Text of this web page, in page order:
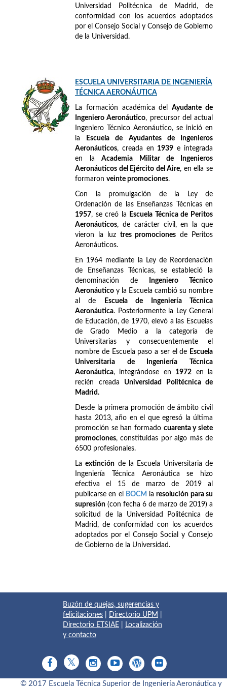
Universidad Politécnica de Madrid, de
conformidad con los acuerdos adoptados
por el Consejo Social y Consejo de Gobierno
de la Universidad.
ESCUELA UNIVERSITARIA DE INGENIERÍA
TÉCNICA AERONÁUTICA
La formación académica delAyudante de
Ingeniero Aeronáutico, precursor del actual
Ingeniero Técnico Aeronáutico, se inició en
la
Escuela de Ayudantes de Ingenieros
Aeronáuticos, creada en 1939 e integrada
en laAcademia Militar de Ingenieros
Aeronáuticos del Ejército del Aire, en ella se
formaron veinte promociones.
Con la promulgación de la Ley de
Ordenación de las Enseñanzas Técnicas en
1957, se creó la
Escuela Técnica de Peritos
Aeronáuticos, de carácter civil, en la que
vieron la luz tres promociones de Peritos
Aeronáuticos.
En 1964 mediante la Ley de Reordenación
de Enseñanzas Técnicas, se estableció la
denominación de
Ingeniero Técnico
Aeronáutico y la Escuela cambió su nombre
al de
Escuela de Ingeniería Técnica
Aeronáutica. Posteriormente la Ley General
de Educación, de 1970, elevó a las Escuelas
de Grado Medio a la categoría de
Universitarias y consecuentemente el
nombre de Escuela paso a ser el de Escuela
Universitaria de Ingeniería Técnica
Aeronáutica, integrándose en 1972 en la
recién creada Universidad Politécnica de
Madrid.
Desde la primera promoción de ámbito civil
hasta 2013, año en el que egresó la última
promoción se han formado cuarenta y siete
promociones, constituidas por algo más de
6500 profesionales.
Laextinción de la Escuela Universitaria de
Ingeniería Técnica Aeronáutica se hizo
efectiva el 15 de marzo de 2019 al
publicarse en el
BOCM laresolución para su
supresión (con fecha 6 de marzo de 2019) a
solicitud de la Universidad Politécnica de
Madrid, de conformidad con los acuerdos
adoptados por el Consejo Social y Consejo
de Gobierno de la Universidad.
Buzón de quejas, sugerencias y
felicitaciones
Directorio UPM
Directorio ETSIAE
Localización
y contacto
© 2017 Escuela Técnica Superior de Ingeniería Aeronáutica y